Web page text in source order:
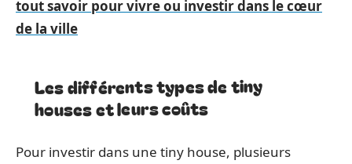
tout savoir pour vivre ou investir dans le cœur
de la ville
Les différents types de tiny
houses et leurs coûts
Pour investir dans une tiny house, plusieurs